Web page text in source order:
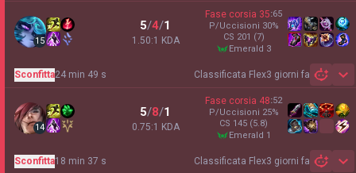
15
5/4/1
1.50:1 KDA
Fase corsia 35:65
P/Uccisioni 30%
CS 201 (7)
emerald 3
Classificata Flex3 giorni fa
Sconfitta24 min 49 s
14
5/8/1
0.75:1 KDA
Fase corsia 48:52
P/Uccisioni 25%
CS 145 (5.8)
emerald 1
Classificata Flex3 giorni fa
Sconfitta18 min 37 s